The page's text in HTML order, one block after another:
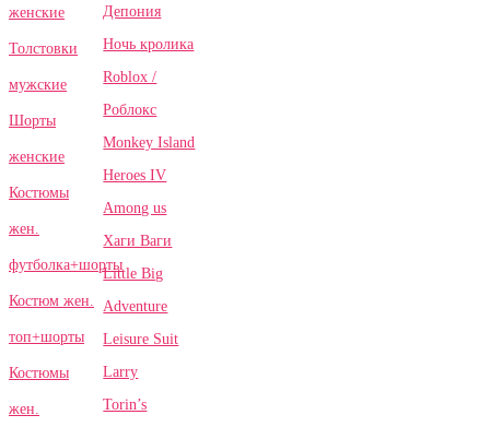
женские
Толстовки
мужские
Шорты
женские
Костюмы
жен.
футболка+шорты
Костюм жен.
топ+шорты
Костюмы
жен.
Депония
Ночь кролика
Roblox /
Роблокс
Monkey Island
Heroes IV
Among us
Хаги Ваги
Little Big
Adventure
Leisure Suit
Larry
Torin’s